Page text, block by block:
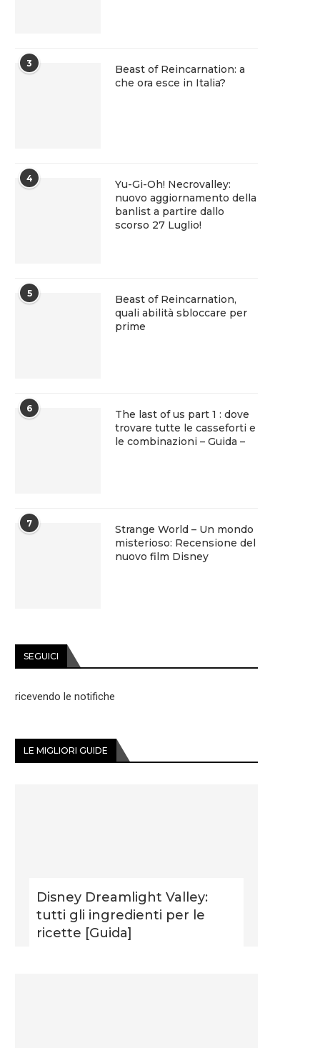
3
Beast of Reincarnation: a
che ora esce in Italia?
4
Yu-Gi-Oh! Necrovalley:
nuovo aggiornamento della
banlist a partire dallo
scorso 27 Luglio!
5
Beast of Reincarnation,
quali abilità sbloccare per
prime
6
The last of us part 1 : dove
trovare tutte le casseforti e
le combinazioni – Guida –
7
Strange World – Un mondo
misterioso: Recensione del
nuovo film Disney
SEGUICI
ricevendo le notifiche
LE MIGLIORI GUIDE
Disney Dreamlight Valley:
tutti gli ingredienti per le
ricette [Guida]